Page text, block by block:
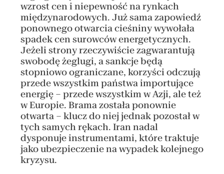
wzrost cen i niepewność na rynkach
międzynarodowych. Już sama zapowiedź
ponownego otwarcia cieśniny wywołała
spadek cen surowców energetycznych.
Jeżeli strony rzeczywiście zagwarantują
swobodę żeglugi, a sankcje będą
stopniowo ograniczane, korzyści odczują
przede wszystkim państwa importujące
energię – przede wszystkim w Azji, ale też
w Europie. Brama została ponownie
otwarta – klucz do niej jednak pozostał w
tych samych rękach. Iran nadal
dysponuje instrumentami, które traktuje
jako ubezpieczenie na wypadek kolejnego
kryzysu.